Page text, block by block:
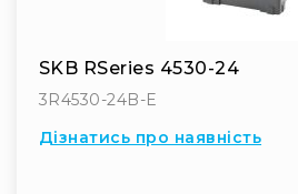
та
SKB RSeries 4530-24
3R4530-24B-E
Дізнатись про наявність